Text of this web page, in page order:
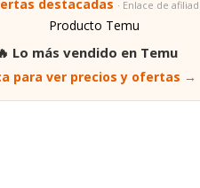
destacadas · Enlace de
Lo más vendido en Temu
para ver precios y ofertas →